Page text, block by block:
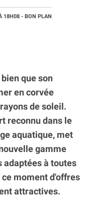
18H08 - BON PLAN
que son
en corvée
de soleil.
reconnu dans le
aquatique, met
gamme
adaptées à toutes
moment d'offres
attractives.